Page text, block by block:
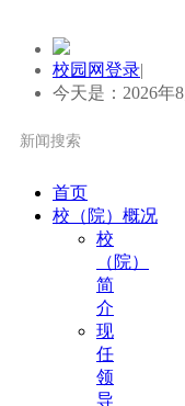
校园网登录|
今天是：2026年
首页
校（院）概况
校
（院）
简
介
现
任
领
导